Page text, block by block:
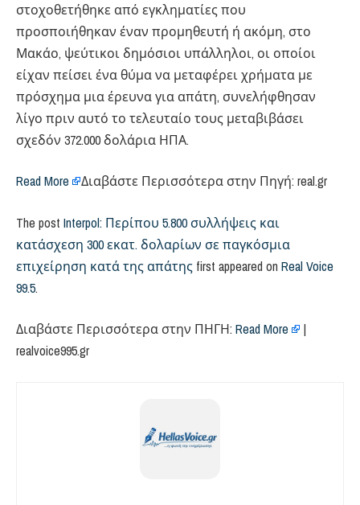
στοχοθετήθηκε από εγκληματίες που
προσποιήθηκαν έναν προμηθευτή ή ακόμη, στο
Μακάο, ψεύτικοι δημόσιοι υπάλληλοι, οι οποίοι
είχαν πείσει ένα θύμα να μεταφέρει χρήματα με
πρόσχημα μια έρευνα για απάτη, συνελήφθησαν
λίγο πριν αυτό το τελευταίο τους μεταβιβάσει
σχεδόν 372.000 δολάρια ΗΠΑ.
Read More Διαβάστε Περισσότερα στην Πηγή: real.gr
The post Interpol: Περίπου 5.800 συλλήψεις και
κατάσχεση 300 εκατ. δολαρίων σε παγκόσμια
επιχείρηση κατά της απάτης first appeared on Real Voice
99.5.
Διαβάστε Περισσότερα στην ΠΗΓΗ: Read More
|
realvoice995.gr